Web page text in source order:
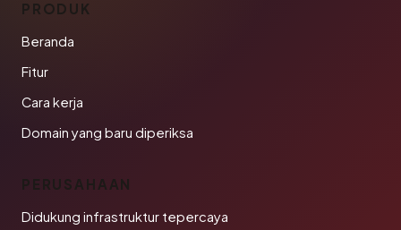
PRODUK
Beranda
Fitur
Cara kerja
Domain yang baru diperiksa
PERUSAHAAN
Didukung infrastruktur tepercaya